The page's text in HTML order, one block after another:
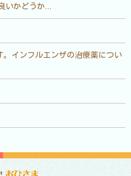
いかどうか…
インフルエンザの治療薬につい